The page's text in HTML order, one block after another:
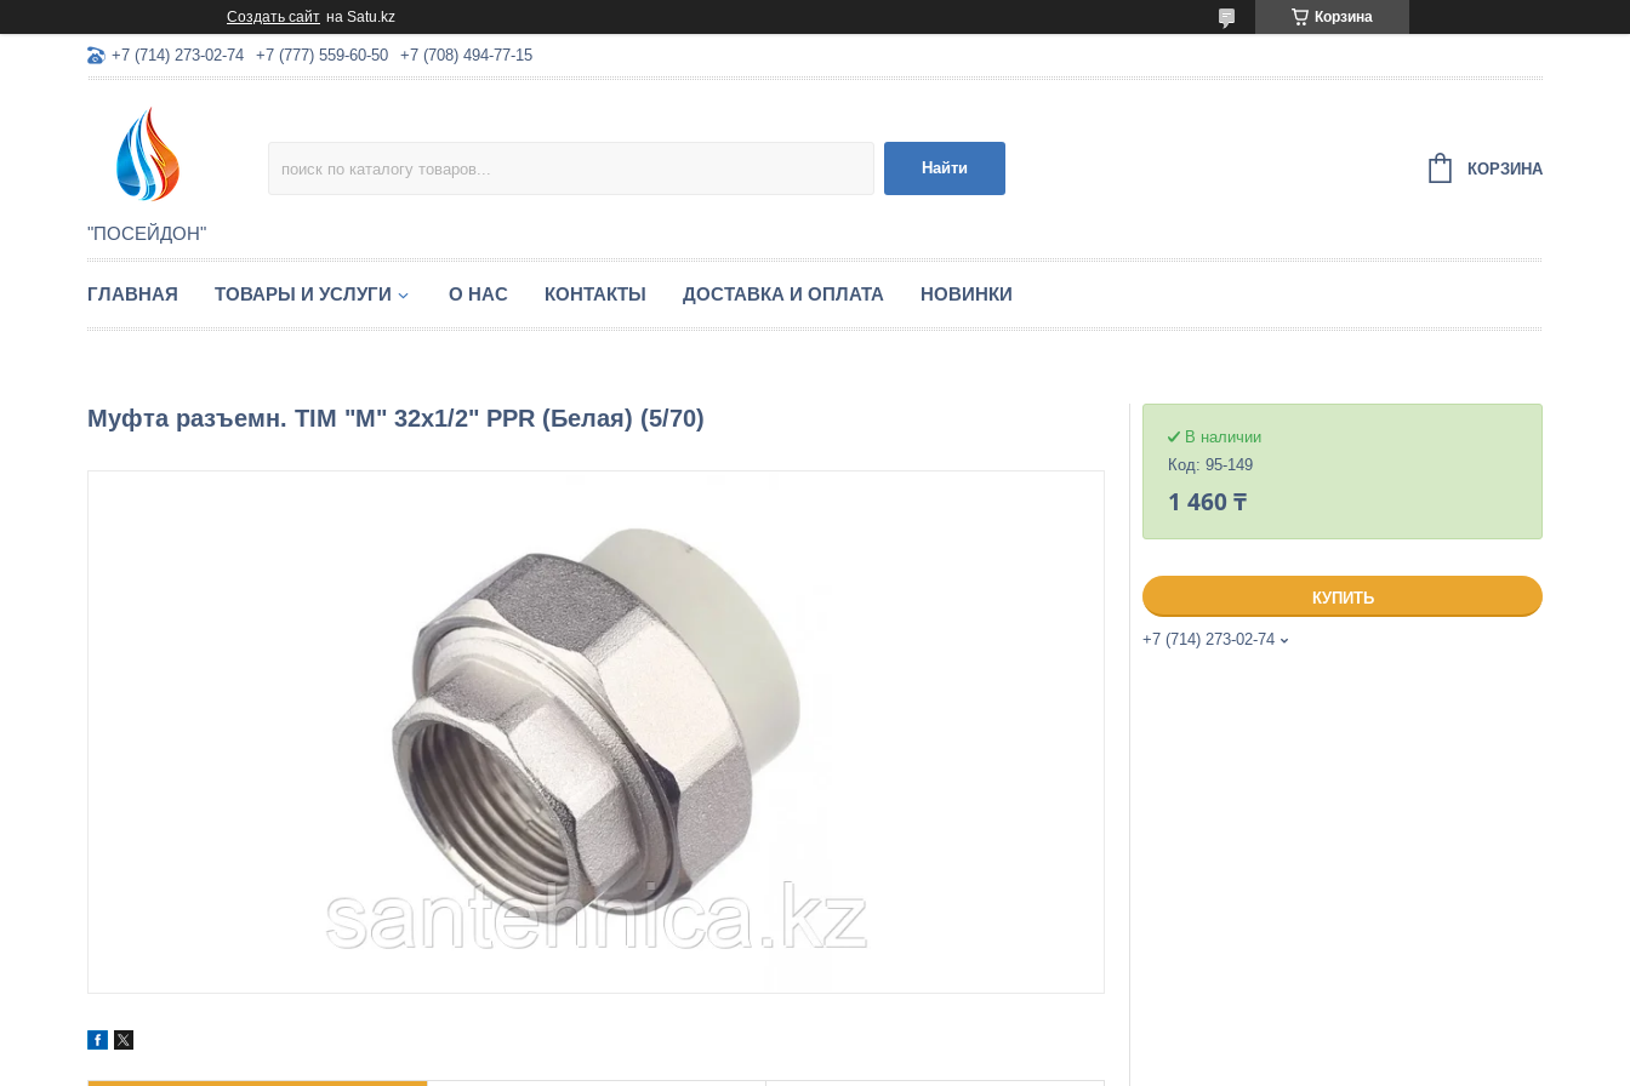
Создать сайт на Satu.kz Корзина
+7 (714) 273-02-74 +7 (777) 559-60-50 +7 (708) 494-77-15
"ПОСЕЙДОН"
Найти КОРЗИНА
ГЛАВНАЯ ТОВАРЫ И УСЛУГИ О НАС КОНТАКТЫ ДОСТАВКА И ОПЛАТА НОВИНКИ
Муфта разъемн. TIM "М" 32х1/2" PPR (Белая) (5/70)
В наличии
Код: 95-149
1 460 ₸
КУПИТЬ
+7 (714) 273-02-74